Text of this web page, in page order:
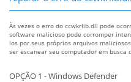
Às vezes o erro do ccwkrlib.dll pode
software malicioso pode corromper
los por seus próprios arquivos
ser escanear seu computador em
OPÇÃO 1 - Windows Defender